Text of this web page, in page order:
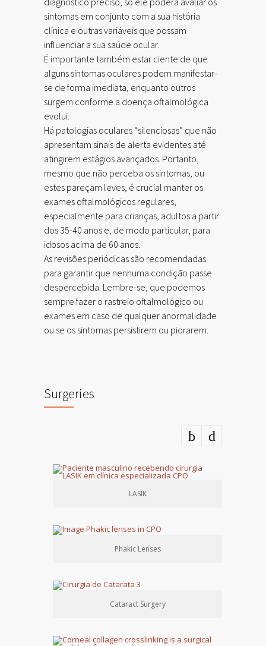
sintomas em conjunto com a sua história
clínica e outras variáveis que possam
influenciar a sua saúde ocular.
É importante também estar ciente de que
alguns sintomas oculares podem manifestar-
se de forma imediata, enquanto outros
surgem conforme a doença oftalmológica
evolui.
Há patologias oculares “silenciosas” que não
apresentam sinais de alerta evidentes até
atingirem estágios avançados. Portanto,
mesmo que não perceba os sintomas, ou
estes pareçam leves, é crucial manter os
exames oftalmológicos regulares,
especialmente para crianças, adultos a partir
dos 35-40 anos e, de modo particular, para
idosos acima de 60 anos.
As revisões periódicas são recomendadas
para garantir que nenhuma condição passe
despercebida. Lembre-se, que podemos
sempre fazer o rastreio oftalmológico ou
exames em caso de qualquer anormalidade
ou se os sintomas persistirem ou piorarem.
Surgeries
LASIK
Phakic Lenses
Cataract Surgery